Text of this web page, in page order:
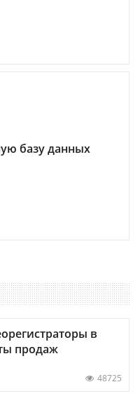
базу данных
в
продаж
48725